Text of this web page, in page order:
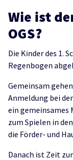
Wie ist
OGS?
Die Kinder des 1.
Regenbogen
Gemeinsam
Anmeldung bei
ein gemeinsames
zum Spielen in
die Förder- und
Danach ist Zeit